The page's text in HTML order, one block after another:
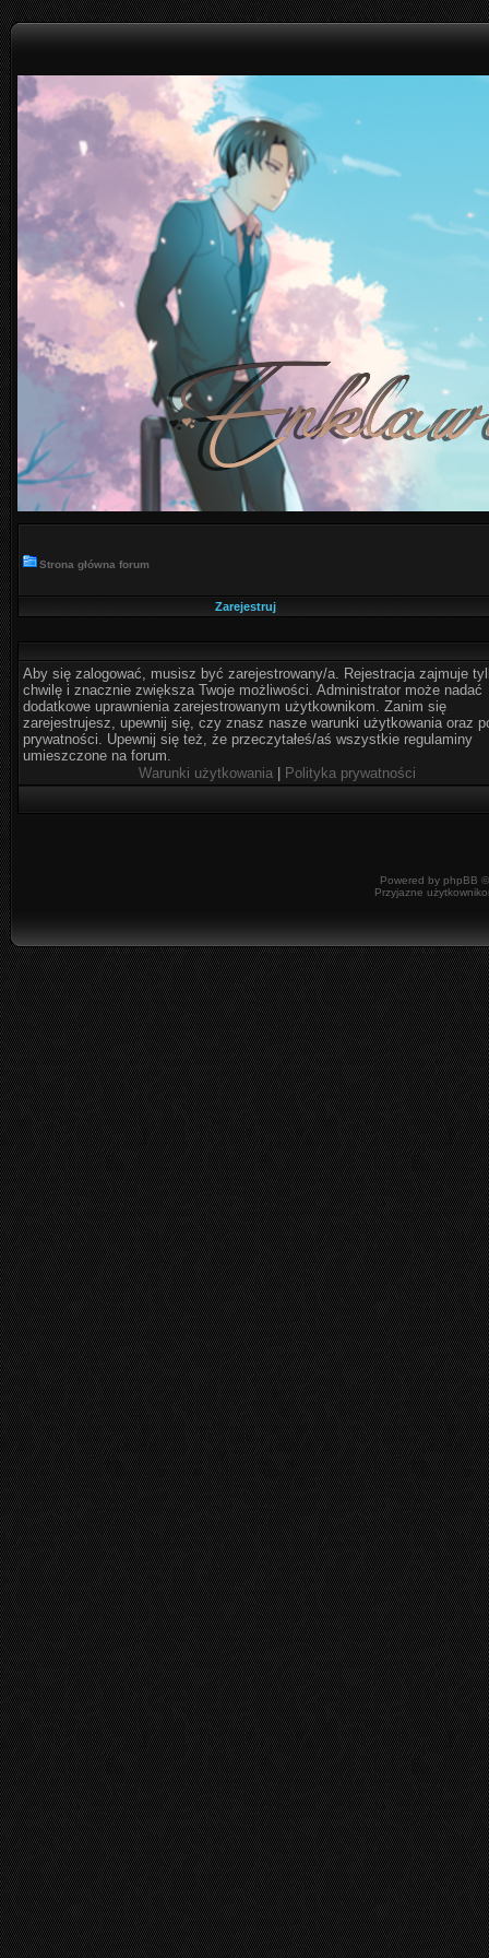
Strona główna forum
Zarejestruj
Aby się zalogować, musisz być zarejestrowany/a. Rejestracja zajmuje
chwilę i znacznie zwiększa Twoje możliwości. Administrator może nadać
dodatkowe uprawnienia zarejestrowanym użytkownikom. Zanim się
zarejestrujesz, upewnij się, czy znasz nasze warunki użytkowania oraz
prywatności. Upewnij się też, że przeczytałeś/aś wszystkie regulaminy
umieszczone na forum.
Warunki użytkowania| Polityka prywatności
Powered by phpBB
Przyjazne